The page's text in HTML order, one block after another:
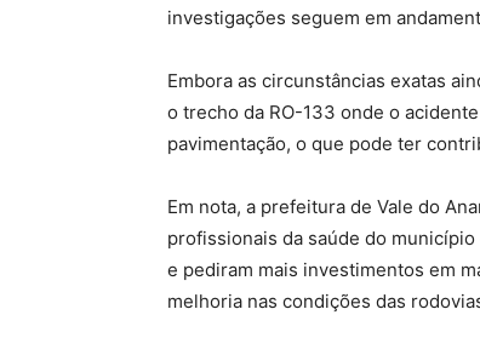
investigações seguem em
Embora as circunstâncias exatas
o trecho da RO-133 onde o
pavimentação, o que pode ter
Em nota, a prefeitura de Vale do
profissionais da saúde do
e pediram mais investimentos em
melhoria nas condições das